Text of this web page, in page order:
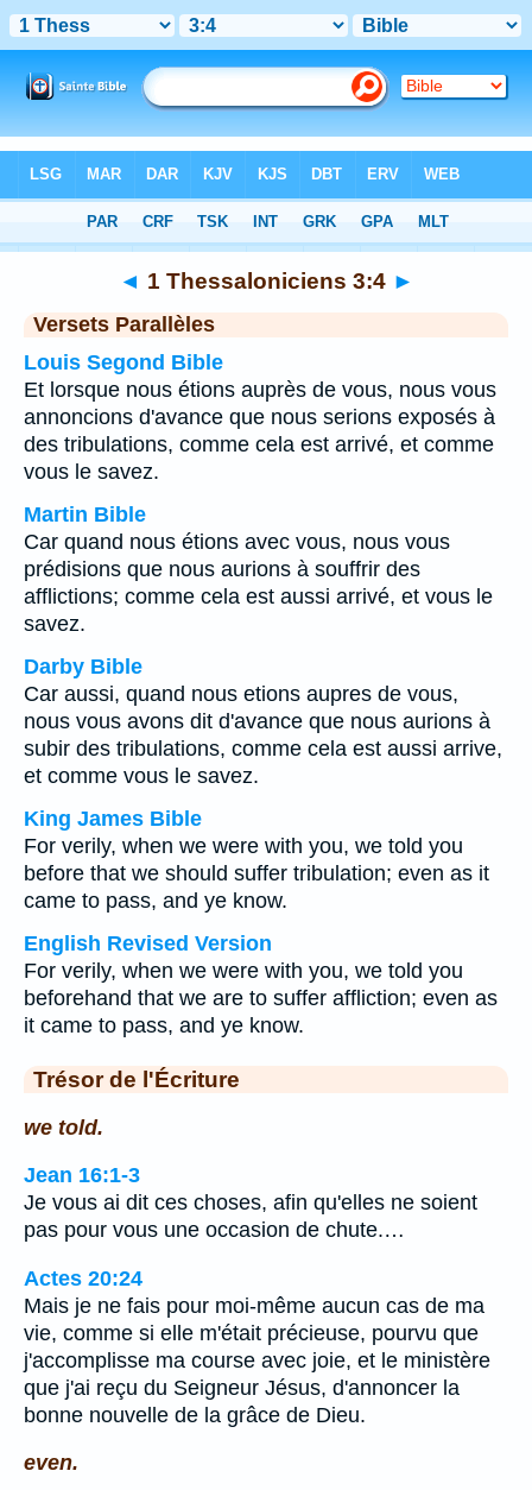
1 Thessaloniciens> Chapitre 3> Verset 4
◄ 1 Thessaloniciens 3:4 ►
Versets Parallèles
Louis Segond Bible
Et lorsque nous étions auprès de vous, nous vous
annoncions d'avance que nous serions exposés à
des tribulations, comme cela est arrivé, et comme
vous le savez.
Martin Bible
Car quand nous étions avec vous, nous vous
prédisions que nous aurions à souffrir des
afflictions; comme cela est aussi arrivé, et vous le
savez.
Darby Bible
Car aussi, quand nous etions aupres de vous,
nous vous avons dit d'avance que nous aurions à
subir des tribulations, comme cela est aussi arrive,
et comme vous le savez.
King James Bible
For verily, when we were with you, we told you
before that we should suffer tribulation; even as it
came to pass, and ye know.
English Revised Version
For verily, when we were with you, we told you
beforehand that we are to suffer affliction; even as
it came to pass, and ye know.
Trésor de l'Écriture
we told.
Jean 16:1-3
Je vous ai dit ces choses, afin qu'elles ne soient
pas pour vous une occasion de chute.…
Actes 20:24
Mais je ne fais pour moi-même aucun cas de ma
vie, comme si elle m'était précieuse, pourvu que
j'accomplisse ma course avec joie, et le ministère
que j'ai reçu du Seigneur Jésus, d'annoncer la
bonne nouvelle de la grâce de Dieu.
even.